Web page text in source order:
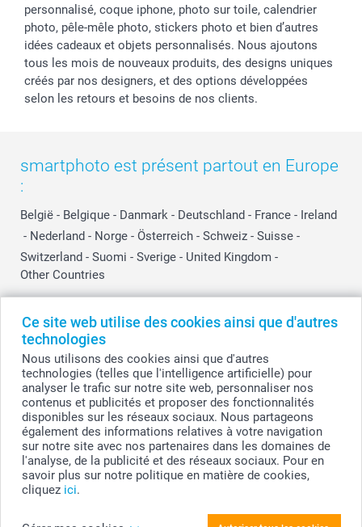
Ce site web utilise des cookies ainsi que d'autres
technologies
Nous utilisons des cookies ainsi que d'autres
technologies (telles que l'intelligence artificielle) pour
analyser le trafic sur notre site web, personnaliser nos
contenus et publicités et proposer des fonctionnalités
disponibles sur les réseaux sociaux. Nous partageons
également des informations relatives à votre navigation
sur notre site avec nos partenaires dans les domaines de
l'analyse, de la publicité et des réseaux sociaux. Pour en
savoir plus sur notre politique en matière de cookies,
cliquez ici.
Personnalisez votre Cadre photo à paillettes
personnalisé, coque iphone, photo sur toile, calendrier
photo, pêle-mêle photo, stickers photo et bien d’autres
idées cadeaux et objets personnalisés. Nous ajoutons
tous les mois de nouveaux produits, des designs uniques
créés par nos designers, et des options développées
selon les retours et besoins de nos clients.
smartphoto est présent partout en Europe
:
België - Belgique - Danmark - Deutschland - France - Ireland
- Nederland - Norge - Österreich - Schweiz - Suisse -
Switzerland - Suomi - Sverige - United Kingdom -
Other Countries
© smartphoto group. Tous droits réservés
smartphoto group SA.
Siège social : Kwatrechtsteenweg 160, 9230 Wetteren, Belgique
Numéro de TVA BE 0405.706.755
Numéro d'entreprise 0405.706.755.
Coordonnées bancaires: IBAN BE71 2850 2711 5569 - BIC: GEBABEBB
Tous les prix sont en EURO (€), TVA incluse et hors frais de port.